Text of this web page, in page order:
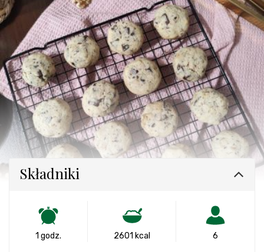
Składniki
1 godz. 2601 kcal 6